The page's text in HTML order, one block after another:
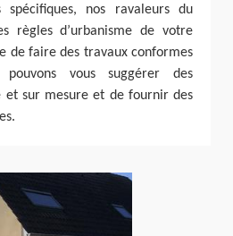
nos ravaleurs du
règles d’urbanisme de votre
de faire des travaux conformes
vous suggérer des
et sur mesure et de fournir des